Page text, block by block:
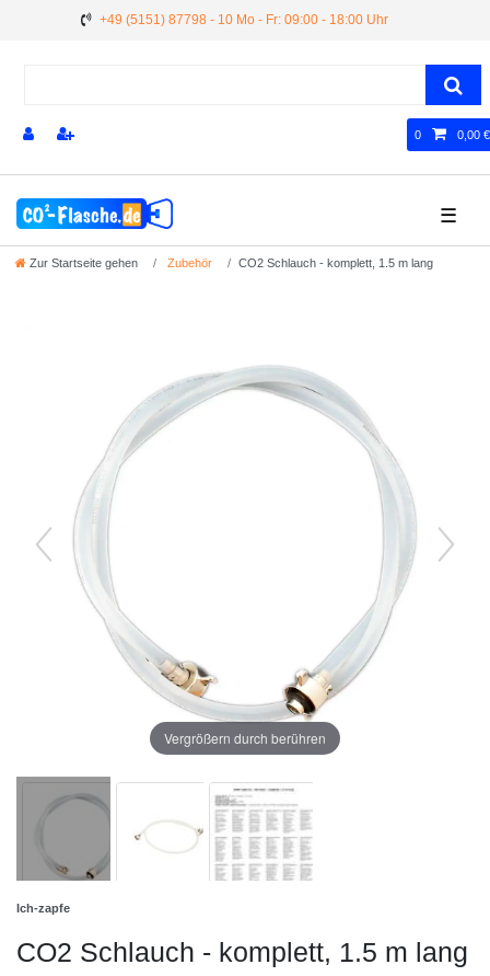
+49 (5151) 87798 - 10 Mo - Fr: 09:00 - 18:00 Uhr
0 0,00 €
☰
Zur Startseite gehen Zubehör CO2 Schlauch - komplett, 1.5 m lang
Vergrößern durch berühren
Ich-zapfe
CO2 Schlauch - komplett, 1.5 m lang